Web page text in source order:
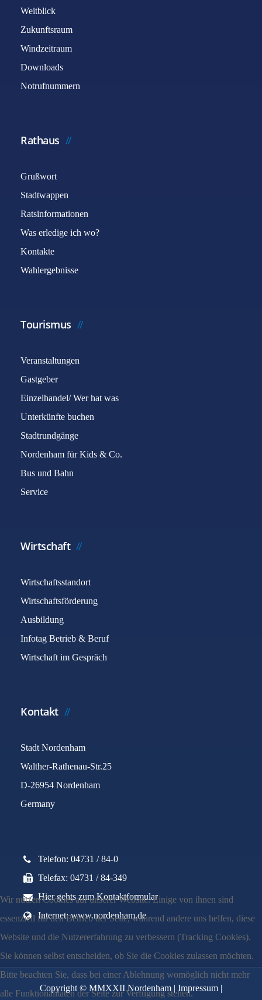
Weitblick
Zukunftsraum
Windzeitraum
Downloads
Notrufnummern
Rathaus
Grußwort
Stadtwappen
Ratsinformationen
Was erledige ich wo?
Kontakte
Wahlergebnisse
Tourismus
Veranstaltungen
Gastgeber
Einzelhandel/ Wer hat was
Unterkünfte buchen
Stadtrundgänge
Nordenham für Kids & Co.
Bus und Bahn
Service
Wirtschaft
Wirtschaftsstandort
Wirtschaftsförderung
Ausbildung
Infotag Betrieb & Beruf
Wirtschaft im Gespräch
Kontakt
Stadt Nordenham
Walther-Rathenau-Str.25
D-26954 Nordenham
Germany
Telefon: 04731 / 84-0
Telefax: 04731 / 84-349
Hier gehts zum Kontaktformular
Internet: www.nordenham.de
Copyright © MMXXII Nordenham |Impressum |
Wir nutzen Cookies auf unserer Website. Einige von ihnen sind
essenziell für den Betrieb der Seite, während andere uns helfen, diese
Website und die Nutzererfahrung zu verbessern (Tracking Cookies).
Sie können selbst entscheiden, ob Sie die Cookies zulassen möchten.
Bitte beachten Sie, dass bei einer Ablehnung womöglich nicht mehr
alle Funktionalitäten der Seite zur Verfügung stehen.